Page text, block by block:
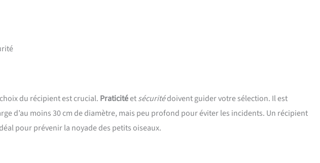
du récipient est crucial. Praticitéetsécuritédoivent guider votre sélection. Il est
d’au moins 30 cm de diamètre, mais peu profond pour éviter les incidents. Un récipient
pour prévenir la noyade des petits oiseaux.